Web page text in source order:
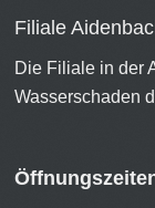
Filiale
Die Filiale in der
Wasserschaden